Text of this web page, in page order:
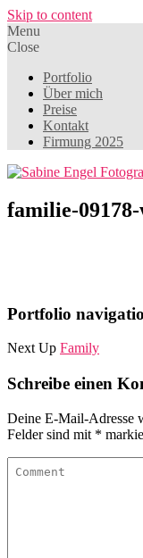
Skip to content
Menu
Close
Portfolio
Über mich
Preise
Kontakt
Firmung 2025
familie-09178-
Portfolio
Next Up Family
Schreibe einen
Deine E-Mail-Adresse
Felder sind mit *